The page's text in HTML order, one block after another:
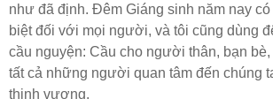
như đã định. Đêm Giáng sinh năm nay
biệt đối với mọi người, và tôi cũng dùng
cầu nguyện: Cầu cho người thân, bạn
tất cả những người quan tâm đến chúng
thịnh vượng.